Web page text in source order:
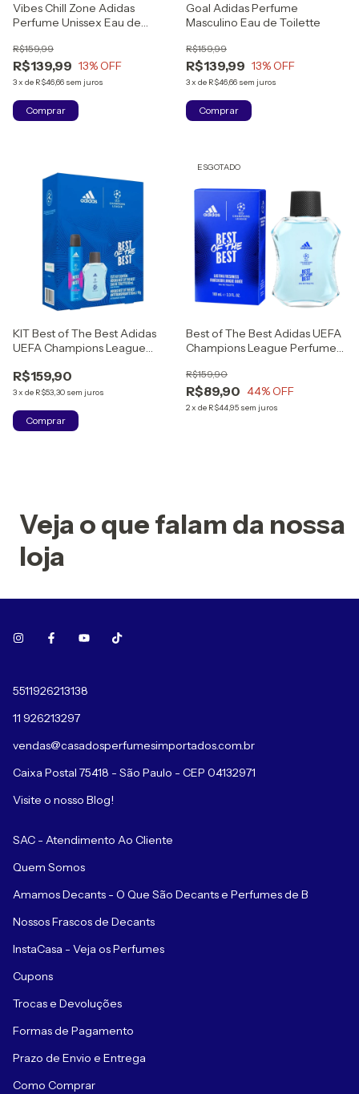
Vibes Chill Zone Adidas
Perfume Unissex Eau de
R$139,99
R$159,99
13% OFF
3x de R$46,66 sem juros
Comprar
Goal Adidas Perfume
Masculino Eau de Toilette
R$139,99
R$159,99
13% OFF
3x de R$46,66 sem juros
Comprar
KIT Best of The Best Adidas
UEFA Champions League
Toilette 100ml + Desodorante
150ml
R$159,90
3x de R$53,30 sem juros
ESGOTADO
Best of The Best Adidas UEFA
Champions League Perfume
R$89,90
R$159,90
44% OFF
2x de R$44,95 sem juros
Veja o que falam da nossa
loja
5511926213138
11 926213297
vendas@casadosperfumesimportados.com.br
Caixa Postal 75418 - São Paulo - CEP 04132971
Visite o nosso Blog!
SAC - Atendimento Ao Cliente
Quem Somos
Amamos Decants - O Que São Decants e Perfumes de B
Nossos Frascos de Decants
InstaCasa - Veja os Perfumes
Cupons
Trocas e Devoluções
Formas de Pagamento
Prazo de Envio e Entrega
Como Comprar